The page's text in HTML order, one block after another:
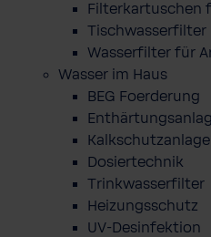
Filterkartuschen
Tischwasserfilter
Wasserfilter für
Wasser im Haus
BEG Foerderung
Dosiertechnik
Trinkwasserfilter
Heizungsschutz
UV-Desinfektion